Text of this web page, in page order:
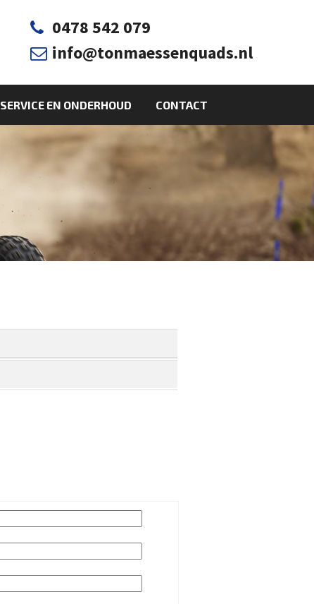
 0478 542 079
 info@tonmaessenquads.nl
SERVICE EN ONDERHOUD CONTACT